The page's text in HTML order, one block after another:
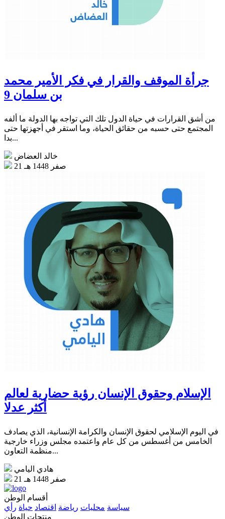
جرأة الموقف والقرار في فكر الأمير محمد
بن سلمان 9
من أشق القرارات في حياة الدول تلك التي تواجه بها الدولة ما ألفه
المجتمع حتى حسبه من حقائق الحياة، وما استقر في أجهزتها حتى
بدا...
خالد العضاض
21 صفر 1448 هـ
الإسلام وحقوق الإنسان رؤية حضارية لعالم
أكثر عدلا
في اليوم الإسلامي لحقوق الإنسان والكرامة الإنسانية، الذي يصادف
الخامس من أغسطس من كل عام واعتمده مجلس وزراء خارجية
منظمة التعاون...
هادي اليامي
21 صفر 1448 هـ
أقسام الوطن
سياسة محليات رياضة اقتصاد حياة رأي
منتجات الوطن